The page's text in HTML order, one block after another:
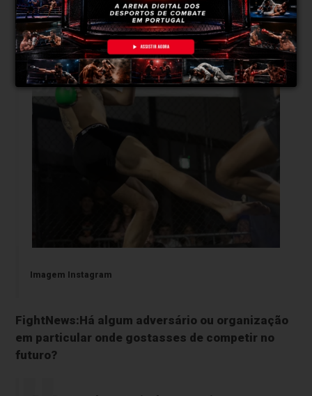
Imagem Instagram
FightNews:Há algum adversário ou organização
em particular onde gostasses de competir no
futuro?